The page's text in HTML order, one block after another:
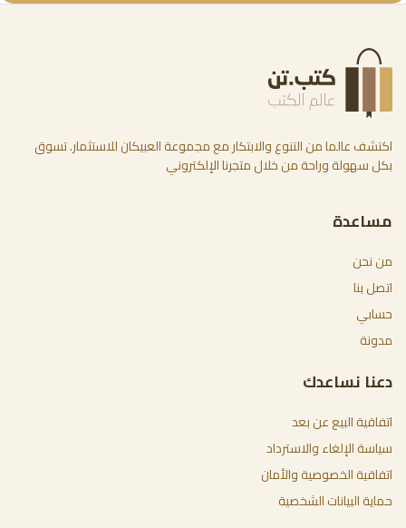
اكتشف عالما من التنوع والابتكار مع مجموعة العبيكان للاستثمار. تسوق
بكل سهولة وراحة من خلال متجرنا الإلكتروني
مساعدة
من نحن
اتصل بنا
حسابي
مدونة
دعنا نساعدك
اتفاقية البيع عن بعد
سياسة الإلغاء والاسترداد
اتفاقية الخصوصية والأمان
حماية البيانات الشخصية